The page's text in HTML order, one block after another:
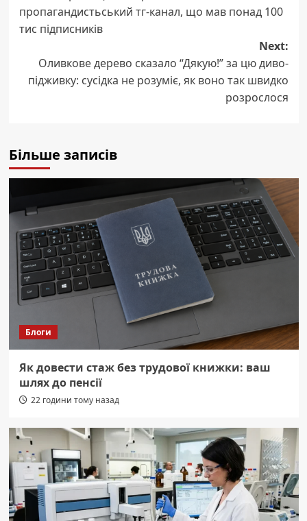
пропагандистьський тг-канал, що мав понад 100
тис підписників
Next:
Оливкове дерево сказало “Дякую!” за цю диво-
підживку: сусідка не розуміє, як воно так швидко
розрослося
Більше записів
Блоги
Як довести стаж без трудової книжки: ваш
шлях до пенсії
22 години тому назад